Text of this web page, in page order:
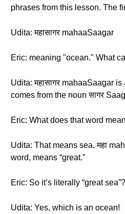
phrases from this lesson. The
Udita: महासागर mahaaSaagar
Eric: meaning "ocean." What
Udita: महासागर mahaaSaagar
comes from the noun सागर
Eric: What does that word
Udita: That means sea. महा
word, means “great.”
Eric: So it’s literally “great sea”?
Udita: Yes, which is an ocean!